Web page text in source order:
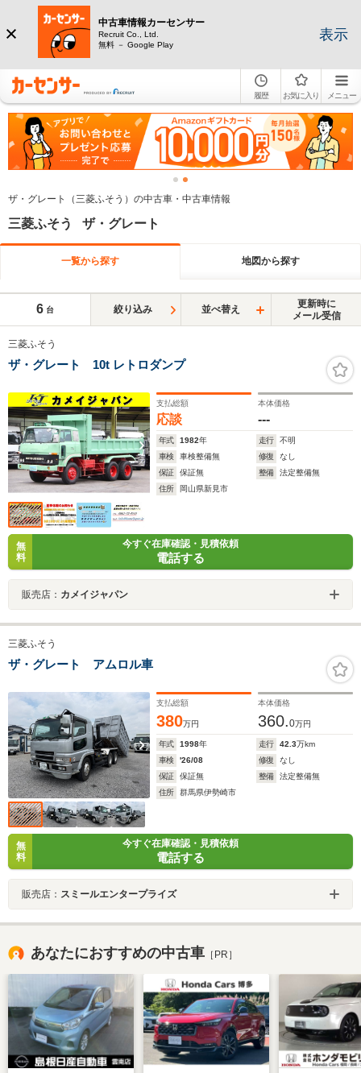
中古車情報カーセンサー
Recruit Co., Ltd.
無料 － Google Play
表示
履歴 お気に入り メニュー
ザ・グレート（三菱ふそう）の中古車・中古車情報
三菱ふそう ザ・グレート
一覧から探す 地図から探す
6 台 絞り込み 並べ替え
更新時に
メール受信
三菱ふそう
ザ・グレート 10t レトロダンプ
支払総額
応談
本体価格
---
年式 1982年 走行
不明
車検
車検整備無 修復
なし
保証
保証無 整備
法定整備無
住所
岡山県新見市
無
料
今すぐ在庫確認・見積依頼
電話する
販売店： カメイジャパン
三菱ふそう
ザ・グレート アムロル車
支払総額
380万円
本体価格
360.0万円
年式 1998年 走行 42.3万km
車検
'26/08 修復
なし
保証
保証無 整備
法定整備無
住所
群馬県伊勢崎市
無
料
今すぐ在庫確認・見積依頼
電話する
販売店： スミールエンタープライズ
あなたにおすすめの中古車 ［PR］